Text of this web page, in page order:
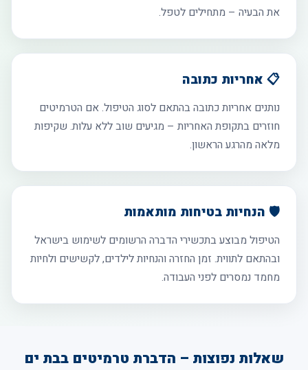
את הבעיה – מתחילים לטפל.
📋 אחריות כתובה
נותנים אחריות כתובה בהתאם לסוג הטיפול. אם הטרמיטים
חוזרים בתקופת האחריות – מגיעים שוב ללא עלות. שקיפות
מלאה מהרגע הראשון.
🛡️ הנחיות בטיחות מותאמות
הטיפול מבוצע בתכשירי הדברה הרשומים לשימוש בישראל
ובהתאם לתווית. זמן החזרה והנחיות לילדים, לקשישים ולחיות
מחמד נמסרים לפני העבודה.
שאלות נפוצות – הדברת טרמיטים בבת ים